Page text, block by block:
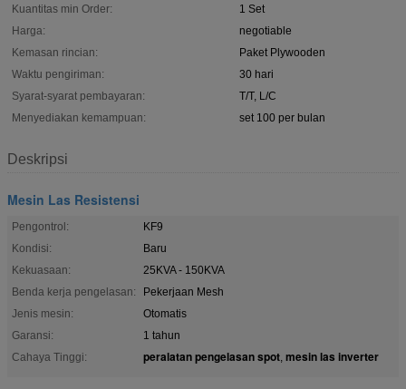
Kuantitas min Order:
1 Set
Harga:
negotiable
Kemasan rincian:
Paket Plywooden
Waktu pengiriman:
30 hari
Syarat-syarat pembayaran:
T/T, L/C
Menyediakan kemampuan:
set 100 per bulan
Deskripsi
Mesin Las Resistensi
Pengontrol:
KF9
Kondisi:
Baru
Kekuasaan:
25KVA - 150KVA
Benda kerja pengelasan:
Pekerjaan Mesh
Jenis mesin:
Otomatis
Garansi:
1 tahun
Cahaya Tinggi:
peralatan pengelasan spot, mesin las inverter